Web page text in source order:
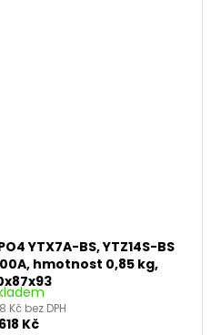
YTX7A-BS, YTZ14S-BS
hmotnost 0,85 kg,
Kč bez DPH
Kč